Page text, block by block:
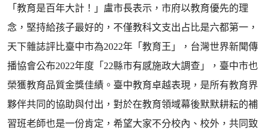
「教育是百年大計！」盧市長表示，市府以教育優先的理
念，堅持給孩子最好的，不僅教科文支出占比是六都第一，
天下雜誌評比臺中市為2022年「教育王」，台灣世界新聞傳
播協會公布2022年度「22縣市有感施政大調查」，臺中市也
榮獲教育品質金獎佳績。臺中教育卓越表現，是所有教育界
夥伴共同的協助與付出，對於在教育領域幕後默默耕耘的補
習班老師也是一份肯定，希望大家不分校內、校外，共同致